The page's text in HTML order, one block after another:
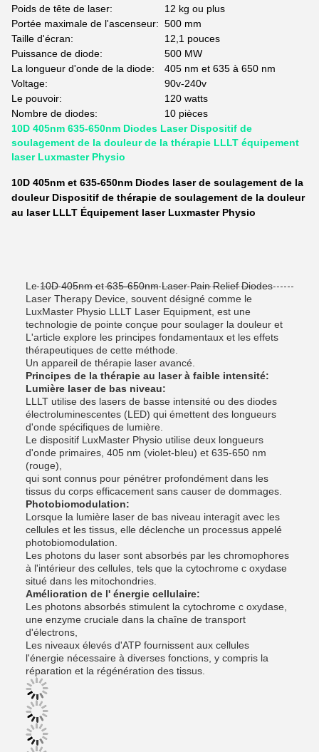
Poids de tête de laser:
12 kg ou plus
Portée maximale de l'ascenseur: 500 mm
Taille d'écran:
12,1 pouces
Puissance de diode:
500 MW
La longueur d'onde de la diode:
405 nm et 635 à 650 nm
Voltage:
90v-240v
Le pouvoir:
120 watts
Nombre de diodes:
10 pièces
10D 405nm 635-650nm Diodes Laser Dispositif de
soulagement de la douleur de la thérapie LLLT équipement
laser Luxmaster Physio
10D 405nm et 635-650nm Diodes laser de soulagement de la
douleur Dispositif de thérapie de soulagement de la douleur
au laser LLLT Équipement laser Luxmaster Physio
Le 10D 405nm et 635-650nm Laser Pain Relief Diodes
Laser Therapy Device, souvent désigné comme le
LuxMaster Physio LLLT Laser Equipment, est une
technologie de pointe conçue pour soulager la douleur et
L'article explore les principes fondamentaux et les effets
thérapeutiques de cette méthode.
Un appareil de thérapie laser avancé.
Principes de la thérapie au laser à faible intensité:
Lumière laser de bas niveau:
LLLT utilise des lasers de basse intensité ou des diodes
électroluminescentes (LED) qui émettent des longueurs
d'onde spécifiques de lumière.
Le dispositif LuxMaster Physio utilise deux longueurs
d'onde primaires, 405 nm (violet-bleu) et 635-650 nm
(rouge),
qui sont connus pour pénétrer profondément dans les
tissus du corps efficacement sans causer de dommages.
Photobiomodulation:
Lorsque la lumière laser de bas niveau interagit avec les
cellules et les tissus, elle déclenche un processus appelé
photobiomodulation.
Les photons du laser sont absorbés par les chromophores
à l'intérieur des cellules, tels que la cytochrome c oxydase
situé dans les mitochondries.
Amélioration de l' énergie cellulaire:
Les photons absorbés stimulent la cytochrome c oxydase,
une enzyme cruciale dans la chaîne de transport
d'électrons,
Les niveaux élevés d'ATP fournissent aux cellules
l'énergie nécessaire à diverses fonctions, y compris la
réparation et la régénération des tissus.